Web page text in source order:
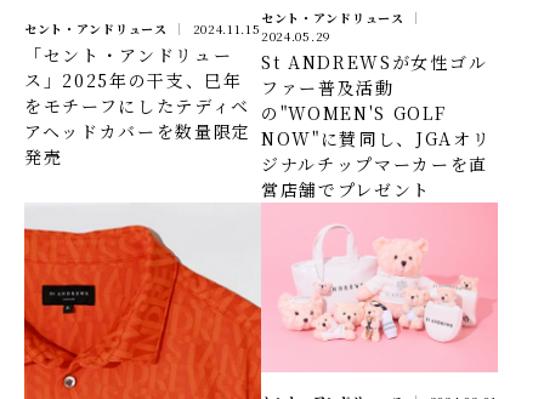
セント・アンドリュース 2024.11.15
「セント・アンドリュー
ス」2025年の干支、巳年
をモチーフにしたテディベ
アヘッドカバーを数量限定
発売
セント・アンドリュース
2024.05.29
St ANDREWSが女性ゴル
ファー普及活動
の"WOMEN'S GOLF
NOW"に賛同し、JGAオリ
ジナルチップマーカーを直
営店舗でプレゼント